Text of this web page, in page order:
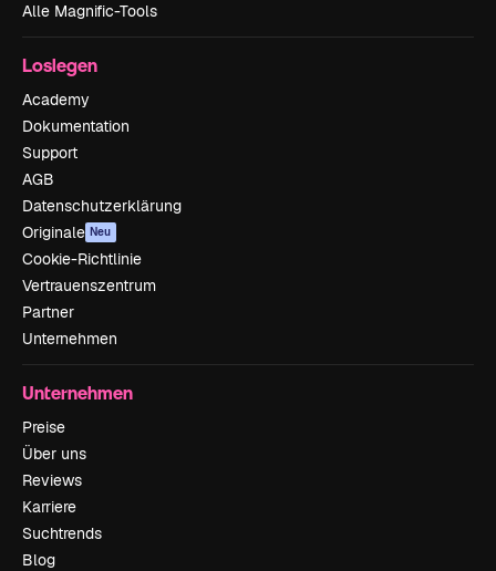
Alle Magnific-Tools
Loslegen
Academy
Dokumentation
Support
AGB
Datenschutzerklärung
Originale Neu
Cookie-Richtlinie
Vertrauenszentrum
Partner
Unternehmen
Unternehmen
Preise
Über uns
Reviews
Karriere
Suchtrends
Blog